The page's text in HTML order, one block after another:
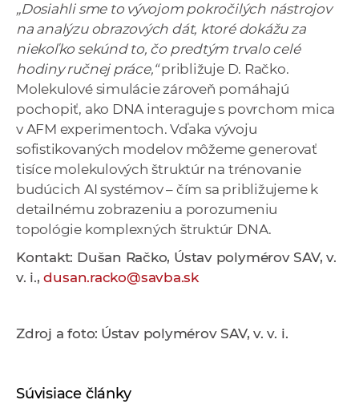
o
c
h
V
„Dosiahli sme to vývojom pokročilých nástrojov
na analýzu obrazových dát, ktoré dokážu za
niekoľko sekúnd to, čo predtým trvalo celé
hodiny ručnej práce,“približuje D. Račko.
Molekulové simulácie zároveň pomáhajú
pochopiť, ako DNA interaguje s povrchom mica
v AFM experimentoch. Vďaka vývoju
sofistikovaných modelov môžeme generovať
tisíce molekulových štruktúr na trénovanie
budúcich AI systémov – čím sa približujeme k
detailnému zobrazeniu a porozumeniu
topológie komplexných štruktúr DNA.
Kontakt: Dušan Račko, Ústav polymérov SAV, v.
v. i.,dusan.racko@savba.sk
Zdroj a foto: Ústav polymérov SAV, v. v. i.
Súvisiace články